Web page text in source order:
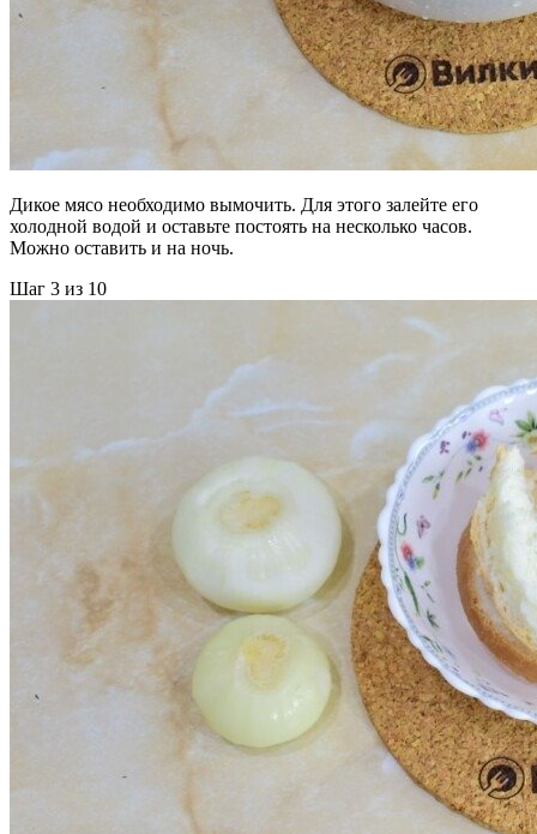
Дикое мясо необходимо вымочить. Для этого залейте его
холодной водой и оставьте постоять на несколько часов.
Можно оставить и на ночь.
Шаг 3 из 10